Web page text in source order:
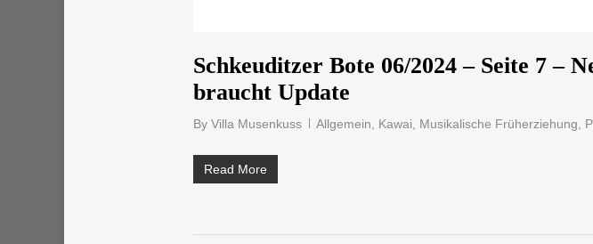
Schkeuditzer Bote 06/2024 – Seite 7 –
braucht Update
By Villa Musenkuss Allgemein Kawai Musikalische Früherziehung
Read More